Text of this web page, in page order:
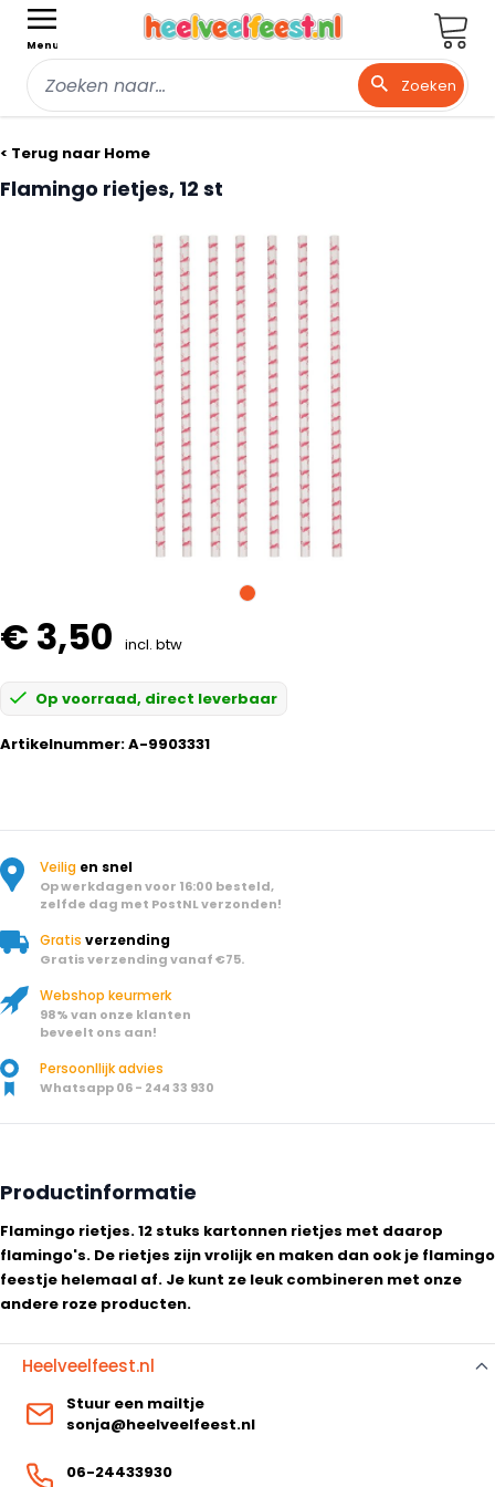
Menu
Zoeken
< Terug naar Home
Flamingo rietjes, 12 st
€ 3,50 incl. btw
Op voorraad, direct leverbaar
Artikelnummer:A-9903331
Veilig en snel
Op werkdagen voor 16:00 besteld,
zelfde dag met PostNL verzonden!
Gratis verzending
Gratis verzending vanaf €75.
Webshop keurmerk
98% van onze klanten
beveelt ons aan!
Persoonllijk advies
Whatsapp 06 - 244 33 930
Productinformatie
Flamingo rietjes. 12 stuks kartonnen rietjes met daarop
flamingo's. De rietjes zijn vrolijk en maken dan ook je flamingo
feestje helemaal af. Je kunt ze leuk combineren met onze
andere roze producten.
Heelveelfeest.nl
Stuur een mailtje
sonja@heelveelfeest.nl
06-24433930